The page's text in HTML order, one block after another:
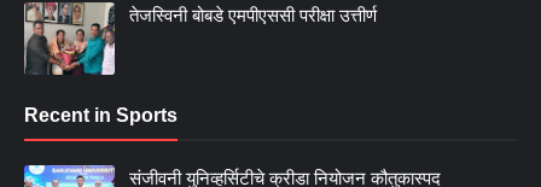
तेजस्विनी बोबडे एमपीएससी परीक्षा उत्तीर्ण
Recent in Sports
संजीवनी युनिव्हर्सिटीचे क्रीडा नियोजन कौतुकास्पद